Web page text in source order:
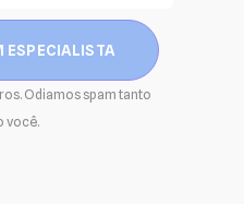
ESPECIALISTA
Odiamos spam tanto
você.